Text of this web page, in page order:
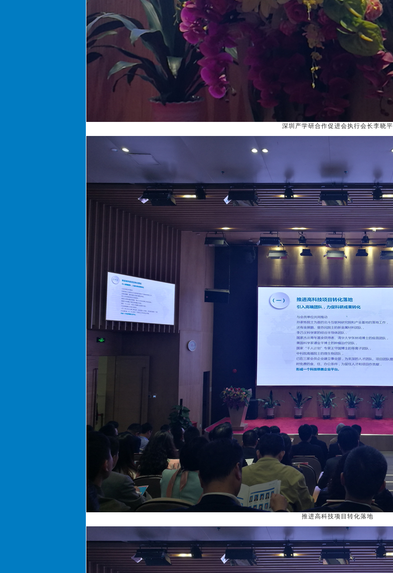
深圳产学研合作促进会执行会长李晓平
推进高科技项目转化落地